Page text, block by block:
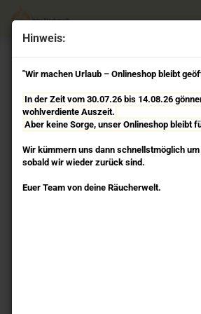
Hinweis:
"Wir machen Urlaub – Onlineshop bleibt
In der Zeit vom 30.07.26 bis 14.08.26
wohlverdiente Auszeit.
Aber keine Sorge, unser Onlineshop bleibt
Wir kümmern uns dann schnellstmöglich
sobald wir wieder zurück sind.
Euer Team von deine Räucherwelt.
Diese Räucherschnüre werden
hergestellt.